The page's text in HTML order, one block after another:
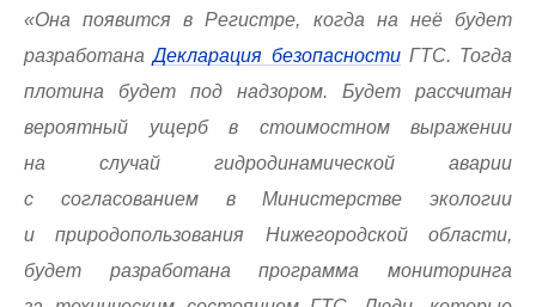
«Она появится в Регистре, когда на неё будет
разработанаДекларация безопасностиГТС. Тогда
плотина будет под надзором. Будет рассчитан
вероятный ущерб в стоимостном выражении
на случай гидродинамической аварии
с согласованием в Министерстве экологии
и природопользования Нижегородской области,
будет разработана программа мониторинга